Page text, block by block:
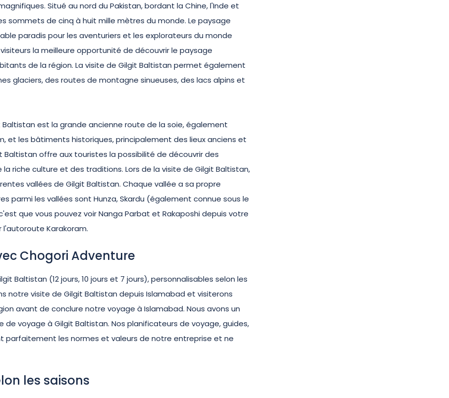
Situé au nord du Pakistan, bordant la Chine, l'Inde et
sommets de cinq à huit mille mètres du monde. Le paysage
paradis pour les aventuriers et les explorateurs du monde
la meilleure opportunité de découvrir le paysage
de la région. La visite de Gilgit Baltistan permet également
glaciers, des routes de montagne sinueuses, des lacs alpins et
est la grande ancienne route de la soie, également
et les bâtiments historiques, principalement des lieux anciens et
Baltistan offre aux touristes la possibilité de découvrir des
riche culture et des traditions. Lors de la visite de Gilgit Baltistan,
vallées de Gilgit Baltistan. Chaque vallée a sa propre
parmi les vallées sont Hunza, Skardu (également connue sous le
que vous pouvez voir Nanga Parbat et Rakaposhi depuis votre
Karakoram.
Chogori Adventure
Baltistan (12 jours, 10 jours et 7 jours), personnalisables selon les
notre visite de Gilgit Baltistan depuis Islamabad et visiterons
avant de conclure notre voyage à Islamabad. Nous avons un
voyage à Gilgit Baltistan. Nos planificateurs de voyage, guides,
parfaitement les normes et valeurs de notre entreprise et ne
les saisons